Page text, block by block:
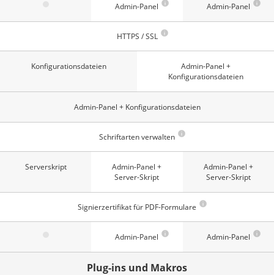
Admin-Panel Admin-Panel
HTTPS / SSL
Konfigurationsdateien
Admin-Panel +
Konfigurationsdateien
Admin-Panel + Konfigurationsdateien
Schriftarten verwalten
Serverskript
Admin-Panel +
Server-Skript
Admin-Panel +
Server-Skript
Signierzertifikat für PDF-Formulare
Admin-Panel Admin-Panel
Plug-ins und Makros